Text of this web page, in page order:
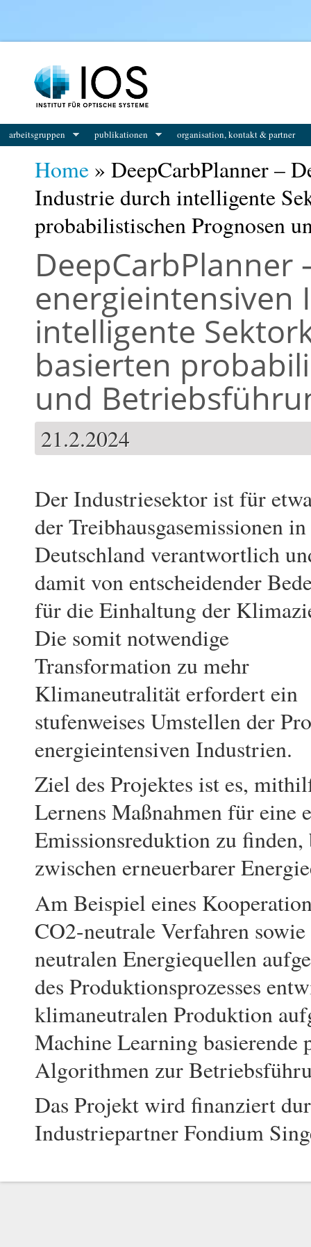
arbeitsgruppen publikationen organisation, kontakt & partner
Home » DeepCarbPlanner –
Industrie durch intelligente
probabilistischen Prognosen
energieintensiven
intelligente
basierten
und
21.2.2024
Der Industriesektor ist für
der Treibhausgasemissionen in
Deutschland verantwortlich
damit von entscheidender
für die Einhaltung der
Die somit notwendige
Transformation zu mehr
Klimaneutralität erfordert ein
stufenweises Umstellen der
energieintensiven Industrien.
Ziel des Projektes ist es,
Lernens Maßnahmen für eine
Emissionsreduktion zu
zwischen erneuerbarer
Am Beispiel eines
CO2-neutrale Verfahren
neutralen Energiequellen
des Produktionsprozesses
klimaneutralen Produktion
Machine Learning basierende
Algorithmen zur
Das Projekt wird finanziert
Industriepartner Fondium